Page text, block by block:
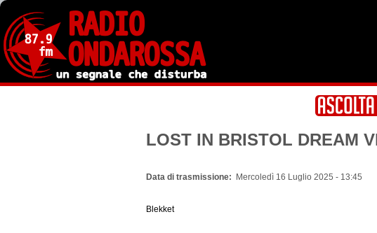
Salta
contenuto
principale
LOST IN BRISTOL DREAM
Data di trasmissione Mercoledì 16 Luglio 2025 - 13:45
Blekket